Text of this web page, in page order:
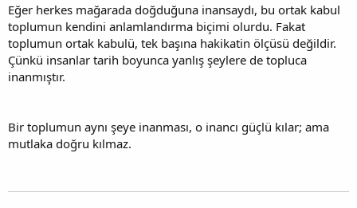
Eğer herkes mağarada doğduğuna inansaydı, bu ortak kabul
toplumun kendini anlamlandırma biçimi olurdu. Fakat
toplumun ortak kabulü, tek başına hakikatin ölçüsü değildir.
Çünkü insanlar tarih boyunca yanlış şeylere de topluca
inanmıştır.
Bir toplumun aynı şeye inanması, o inancı güçlü kılar; ama
mutlaka doğru kılmaz.